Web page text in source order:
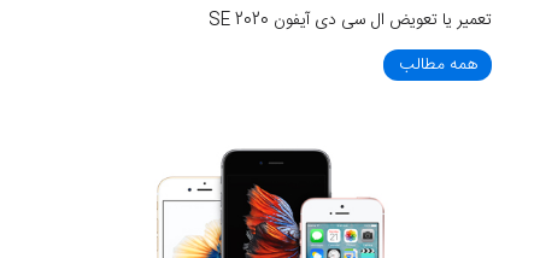
تعمیر یا تعویض ال سی دی آیفون SE 2020
همه مطالب